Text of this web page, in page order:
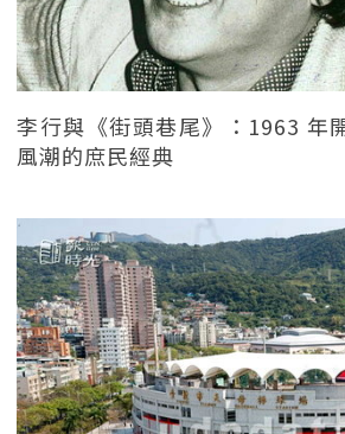
李行與《街頭巷尾》：1963 年
風潮的庶民經典